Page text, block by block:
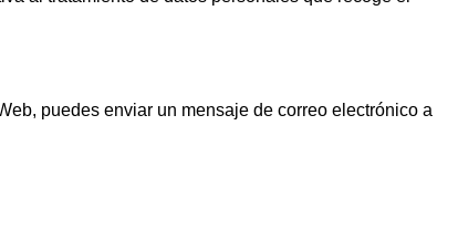
puedes enviar un mensaje de correo electrónico a